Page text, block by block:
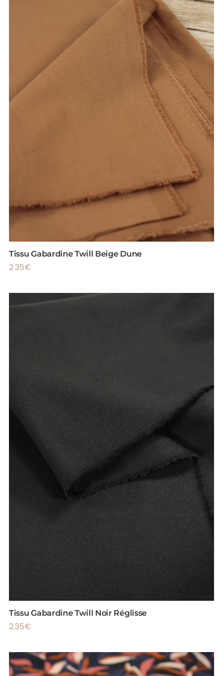
Tissu Gabardine Twill Beige Dune
2.35€
Tissu Gabardine Twill Noir Réglisse
2.35€